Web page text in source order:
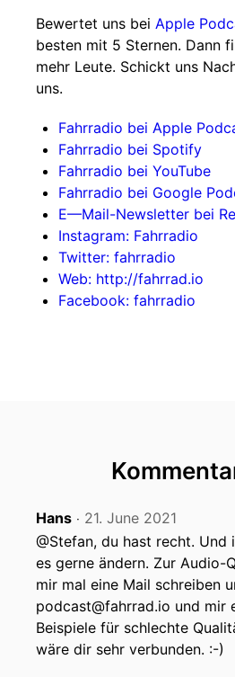
Bewertet uns bei Apple
besten mit 5 Sternen. Dann
mehr Leute. Schickt uns
uns.
Fahrradio bei Apple
Fahrradio bei Spotify
Fahrradio bei YouTube
Fahrradio bei Google
E—Mail-Newsletter bei
Instagram: Fahrradio
Twitter: fahrradio
Web: http://fahrrad.io
Facebook: fahrradio
Hans ‧ 21. June 2021
@Stefan, du hast recht. Und
es gerne ändern. Zur Audio-
mir mal eine Mail schreiben
podcast@fahrrad.io und mir
Beispiele für schlechte
wäre dir sehr verbunden. :-)